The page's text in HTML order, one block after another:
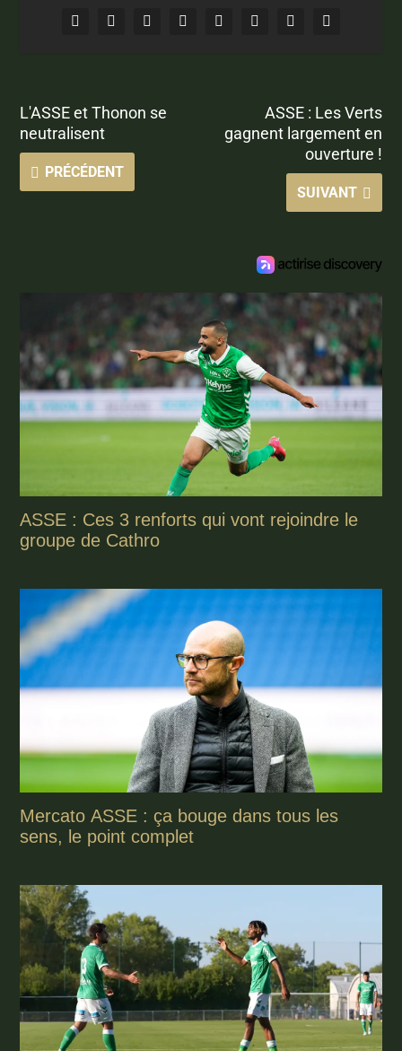
L'ASSE et Thonon se
neutralisent
PRÉCÉDENT
ASSE : Les Verts
gagnent largement en
ouverture !
SUIVANT
ASSE : Ces 3 renforts qui vont rejoindre le
groupe de Cathro
Mercato ASSE : ça bouge dans tous les
sens, le point complet